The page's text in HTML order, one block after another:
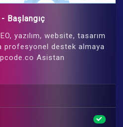
Başlangıç
yazılım, website, tasarım
profesyonel destek almaya
Asistan